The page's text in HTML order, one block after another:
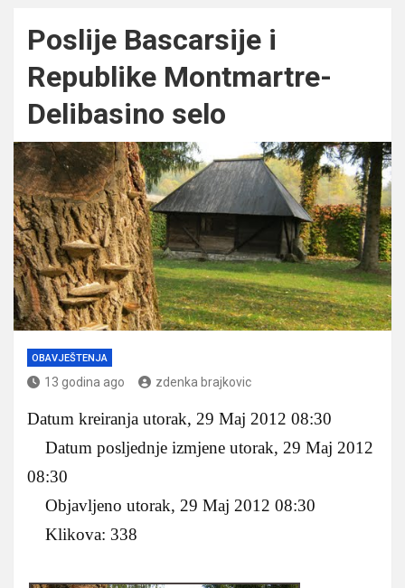
Poslije Bascarsije i
Republike Montmartre-
Delibasino selo
OBAVJEŠTENJA
13 godina ago zdenka brajkovic
Datum kreiranja utorak, 29 Maj 2012 08:30
Datum posljednje izmjene utorak, 29 Maj 2012
08:30
Objavljeno utorak, 29 Maj 2012 08:30
Klikova: 338